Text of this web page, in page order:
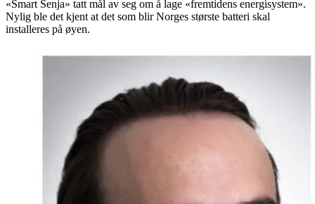
«Smart Senja» tatt mål av seg om å lage «fremtidens energisystem».
Nylig ble det kjent at det som blir Norges største batteri skal
installeres på øyen.